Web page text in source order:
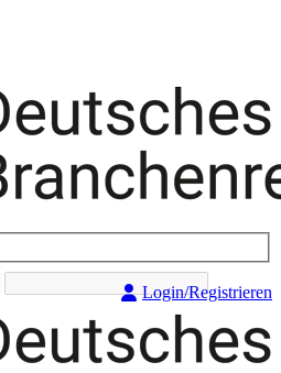
Login/Registrieren